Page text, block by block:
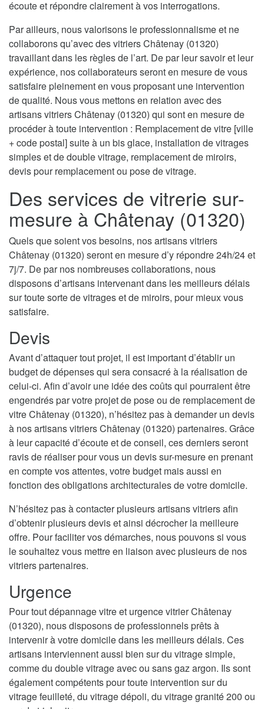
écoute et répondre clairement à vos interrogations.
Par ailleurs, nous valorisons le professionnalisme et ne
collaborons qu’avec des vitriers Châtenay (01320)
travaillant dans les règles de l’art. De par leur savoir et leur
expérience, nos collaborateurs seront en mesure de vous
satisfaire pleinement en vous proposant une intervention
de qualité. Nous vous mettons en relation avec des
artisans vitriers Châtenay (01320) qui sont en mesure de
procéder à toute intervention : Remplacement de vitre [ville
+ code postal] suite à un bis glace, installation de vitrages
simples et de double vitrage, remplacement de miroirs,
devis pour remplacement ou pose de vitrage.
Des services de vitrerie sur-
mesure à Châtenay (01320)
Quels que soient vos besoins, nos artisans vitriers
Châtenay (01320) seront en mesure d’y répondre 24h/24 et
7j/7. De par nos nombreuses collaborations, nous
disposons d’artisans intervenant dans les meilleurs délais
sur toute sorte de vitrages et de miroirs, pour mieux vous
satisfaire.
Devis
Avant d’attaquer tout projet, il est important d’établir un
budget de dépenses qui sera consacré à la réalisation de
celui-ci. Afin d’avoir une idée des coûts qui pourraient être
engendrés par votre projet de pose ou de remplacement de
vitre Châtenay (01320), n’hésitez pas à demander un devis
à nos artisans vitriers Châtenay (01320) partenaires. Grâce
à leur capacité d’écoute et de conseil, ces derniers seront
ravis de réaliser pour vous un devis sur-mesure en prenant
en compte vos attentes, votre budget mais aussi en
fonction des obligations architecturales de votre domicile.
N’hésitez pas à contacter plusieurs artisans vitriers afin
d’obtenir plusieurs devis et ainsi décrocher la meilleure
offre. Pour faciliter vos démarches, nous pouvons si vous
le souhaitez vous mettre en liaison avec plusieurs de nos
vitriers partenaires.
Urgence
Pour tout dépannage vitre et urgence vitrier Châtenay
(01320), nous disposons de professionnels prêts à
intervenir à votre domicile dans les meilleurs délais. Ces
artisans interviennent aussi bien sur du vitrage simple,
comme du double vitrage avec ou sans gaz argon. Ils sont
également compétents pour toute intervention sur du
vitrage feuilleté, du vitrage dépoli, du vitrage granité 200 ou